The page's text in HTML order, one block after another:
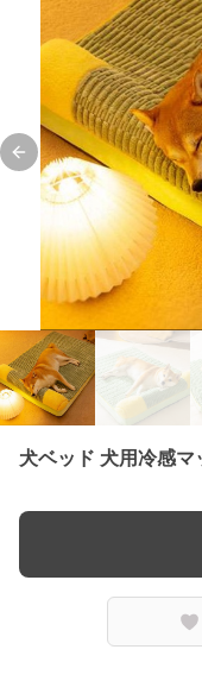
Previous slide
犬ベッド 犬用冷感